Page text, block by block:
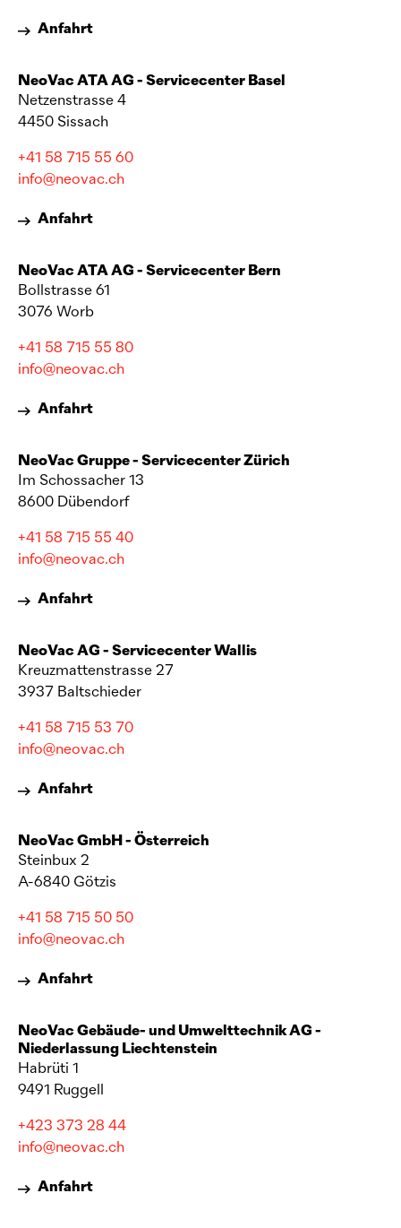
Anfahrt
NeoVacATA AG - Servicecenter Basel
Netzenstrasse 4
4450 Sissach
+41 58 715 55 60
info@neovac.ch
Anfahrt
NeoVacATA AG - Servicecenter Bern
Bollstrasse 61
3076 Worb
+41 58 715 55 80
info@neovac.ch
Anfahrt
NeoVacGruppe - Servicecenter Zürich
Im Schossacher 13
8600 Dübendorf
+41 58 715 55 40
info@neovac.ch
Anfahrt
NeoVacAG - Servicecenter Wallis
Kreuzmattenstrasse 27
3937 Baltschieder
+41 58 715 53 70
info@neovac.ch
Anfahrt
NeoVacGmbH - Österreich
Steinbux 2
A-6840 Götzis
+41 58 715 50 50
info@neovac.ch
Anfahrt
NeoVacGebäude- und Umwelttechnik AG -
Niederlassung Liechtenstein
Habrüti 1
9491 Ruggell
+423 373 28 44
info@neovac.ch
Anfahrt